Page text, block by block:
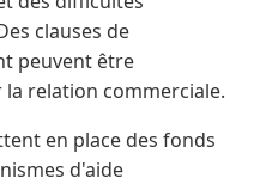
clauses de
peuvent être
relation commerciale.
en place des fonds
d'aide